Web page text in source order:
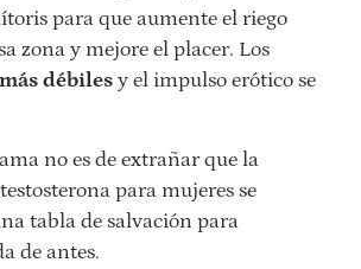
para que aumente el riego
zona y mejore el placer. Los
débiles y el impulso erótico se
no es de extrañar que la
para mujeres se
tabla de salvación para
de antes.